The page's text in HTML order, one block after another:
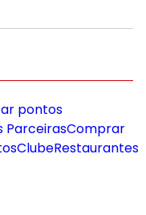
pontos
ParceirasComprar
ClubeRestaurantes